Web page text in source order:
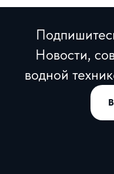
Новости,
водной